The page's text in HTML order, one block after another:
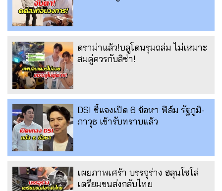
ดราม่าแล้ว!บลูโดนรุมถล่ม ไม่เหมาะ
สมคู่ควรกับลิซ่า!
DSI ชี้แจงเปิด 6 ข้อหา ฟิล์ม รัฐภูมิ-
ภาวุธ เข้ารับทราบแล้ว
เผยภาพเศร้า บรรจุร่าง ฮลุนโซโล่
เตรียมขนส่งกลับไทย